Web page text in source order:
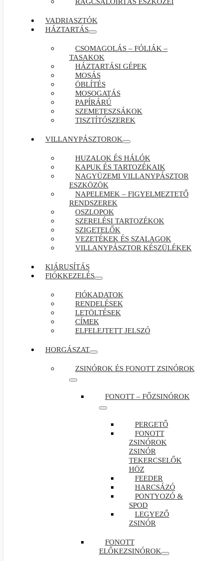
VADRIASZTÓK
HÁZTARTÁS
CSOMAGOLÁS – FÓLIÁK –
TASAKOK
HÁZTARTÁSI GÉPEK
MOSÁS
ÖBLÍTÉS
MOSOGATÁS
PAPÍRÁRÚ
SZEMETESZSÁKOK
TISZTÍTÓSZEREK
VILLANYPÁSZTOROK
HUZALOK ÉS HÁLÓK
KAPUK ÉS TARTOZÉKAIK
NAGYÜZEMI VILLANYPÁSZTOR
ESZKÖZÖK
NAPELEMEK – FIGYELMEZTETŐ
RENDSZEREK
OSZLOPOK
SZERELÉSI TARTOZÉKOK
SZIGETELŐK
VEZETÉKEK ÉS SZALAGOK
VILLANYPÁSZTOR KÉSZÜLÉKEK
KIÁRUSÍTÁS
FIÓKKEZELÉS
FIÓKADATOK
RENDELÉSEK
LETÖLTÉSEK
CÍMEK
ELFELEJTETT JELSZÓ
HORGÁSZAT
ZSINÓROK ÉS FONOTT ZSINÓROK
FONOTT – FŐZSINÓROK
PERGETŐ
FONOTT
ZSINÓROK
ZSINÓR
TEKERCSELŐK
HÖZ
FEEDER
HARCSÁZÓ
PONTYOZÓ &
SPOD
LEGYEZŐ
ZSINÓR
FONOTT
ELŐKEZSINÓROK